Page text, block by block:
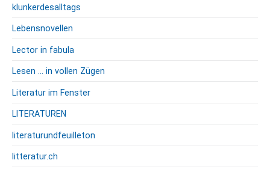
klunkerdesalltags
Lebensnovellen
Lector in fabula
Lesen … in vollen Zügen
Literatur im Fenster
LITERATUREN
literaturundfeuilleton
litteratur.ch